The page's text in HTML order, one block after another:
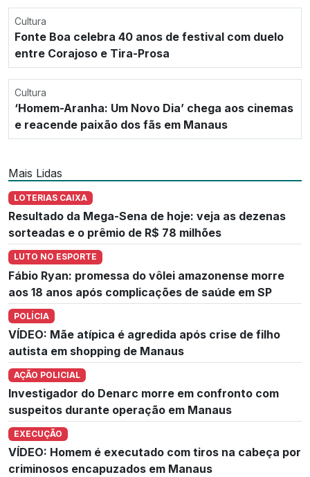
Cultura
Fonte Boa celebra 40 anos de festival com duelo
entre Corajoso e Tira-Prosa
Cultura
‘Homem-Aranha: Um Novo Dia’ chega aos cinemas
e reacende paixão dos fãs em Manaus
Mais Lidas
LOTERIAS CAIXA
Resultado da Mega-Sena de hoje: veja as dezenas
sorteadas e o prêmio de R$ 78 milhões
LUTO NO ESPORTE
Fábio Ryan: promessa do vôlei amazonense morre
aos 18 anos após complicações de saúde em SP
POLÍCIA
VÍDEO: Mãe atípica é agredida após crise de filho
autista em shopping de Manaus
AÇÃO POLICIAL
Investigador do Denarc morre em confronto com
suspeitos durante operação em Manaus
EXECUÇÃO
VÍDEO: Homem é executado com tiros na cabeça por
criminosos encapuzados em Manaus